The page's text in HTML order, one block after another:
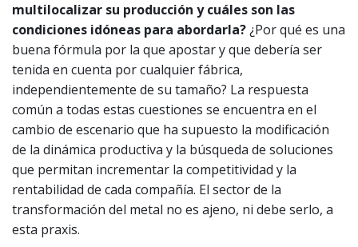
multilocalizar su producción y cuáles son las
condiciones idóneas para abordarla?¿Por qué es una
buena fórmula por la que apostar y que debería ser
tenida en cuenta por cualquier fábrica,
independientemente de su tamaño? La respuesta
común a todas estas cuestiones se encuentra en el
cambio de escenario que ha supuesto la modificación
de la dinámica productiva y la búsqueda de soluciones
que permitan incrementar la competitividad y la
rentabilidad de cada compañía. El sector de la
transformación del metal no es ajeno, ni debe serlo, a
esta praxis.